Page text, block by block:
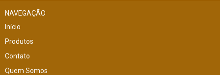
NAVEGAÇÃO
Início
Produtos
Contato
Quem Somos